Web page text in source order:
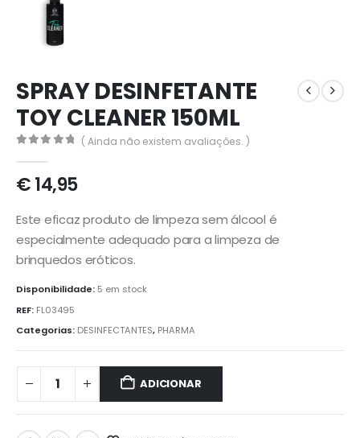
SPRAY DESINFETANTE
TOY CLEANER 150ML
( Ainda não existem avaliações. )
€14,95
Este eficaz produto de limpeza sem álcool é
especialmente adequado para a limpeza de
brinquedos eróticos.
Disponibilidade: 5 em stock
REF: FL03495
Categorias: DESINFECTANTES, PHARMA
ADICIONAR